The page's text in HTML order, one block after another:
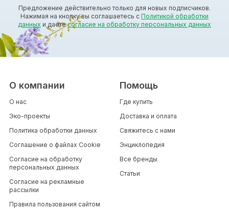
Предложение действительно только для новых подписчиков.
Нажимая на кнопку вы соглашаетесь с Политикой обработки
данных и даетесогласие на обработку персональных данных
О компании
О нас
Эко-проекты
Политика обработки данных
Соглашение о файлах Cookie
Согласие на обработку
персональных данных
Согласие на рекламные
рассылки
Правила пользования сайтом
Помощь
Где купить
Доставка и оплата
Свяжитесь с нами
Энциклопедия
Все бренды
Статьи